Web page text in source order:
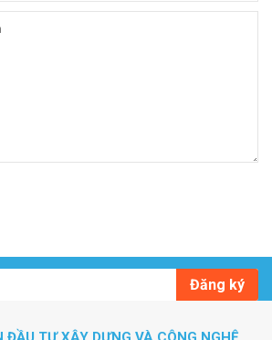
Đăng ký